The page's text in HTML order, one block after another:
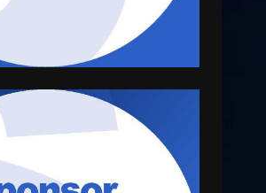
Grazia Neglia, coordinatrice
cittadina di Fratelli d’Italia,
pronta a tornare in Consiglio
6 Agosto 2026 08:00
Cura dei beni comuni e
cittadinanza attiva: online
l’avviso per la gestione
condivisa della Villetta di